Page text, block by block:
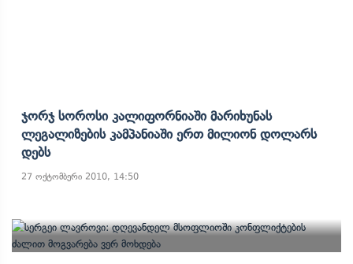
Ჯორჯ Სოროსი Კალიფორნიაში Მარიხუნას
Ლეგალიზების Კამპანიაში Ერთ Მილიონ Დოლარს
Დებს
27 ოქტომბერი 2010, 14:50